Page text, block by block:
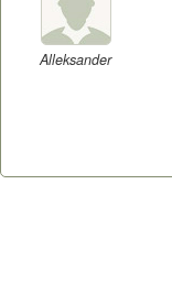
Alleksander